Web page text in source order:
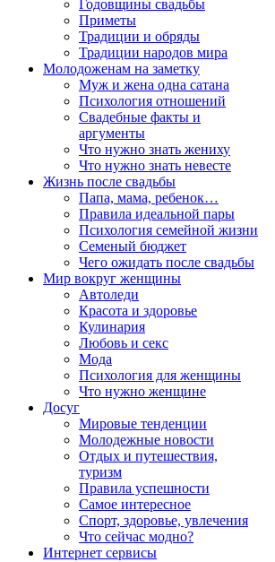
Годовщины свадьбы
Приметы
Традиции и обряды
Традиции народов мира
Молодоженам на заметку
Муж и жена одна сатана
Психология отношений
Свадебные факты и
аргументы
Что нужно знать жениху
Что нужно знать невесте
Жизнь после свадьбы
Папа, мама, ребенок…
Правила идеальной пары
Психология семейной жизни
Семеный бюджет
Чего ожидать после свадьбы
Мир вокруг женщины
Автоледи
Красота и здоровье
Кулинария
Любовь и секс
Мода
Психология для женщины
Что нужно женщине
Досуг
Мировые тенденции
Молодежные новости
Отдых и путешествия,
туризм
Правила успешности
Самое интересное
Спорт, здоровье, увлечения
Что сейчас модно?
Интернет сервисы